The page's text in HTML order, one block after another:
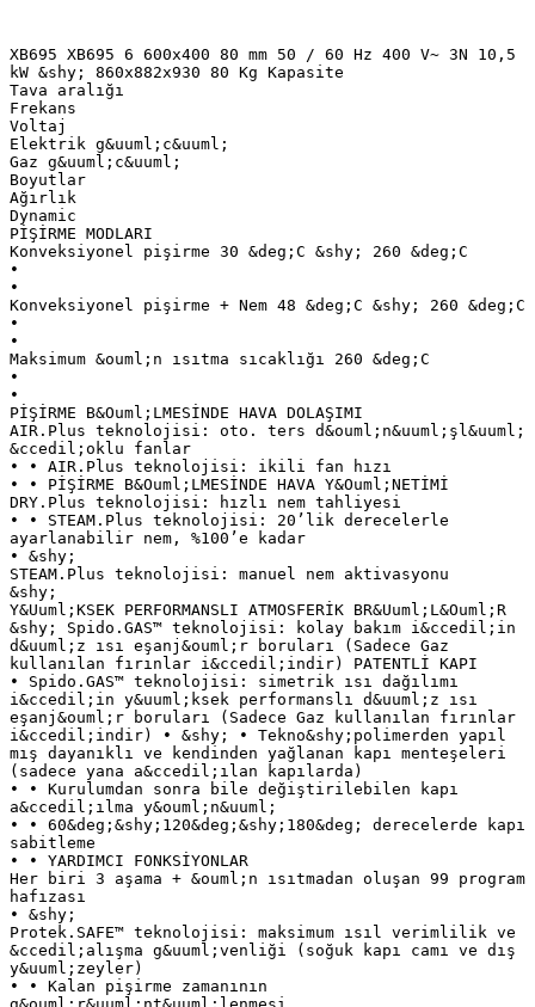
XB695 XB695 6 600x400 80 mm 50 / 60 Hz 400 V~ 3N 10,5
kW &shy; 860x882x930 80 Kg Kapasite
Tava aralığı
Frekans
Voltaj
Elektrik g&uuml;c&uuml;
Gaz g&uuml;c&uuml;
Boyutlar
Ağırlık
Dynamic
PİŞİRME MODLARI
Konveksiyonel pişirme 30 &deg;C &shy; 260 &deg;C
•
•
Konveksiyonel pişirme + Nem 48 &deg;C &shy; 260 &deg;C
•
•
Maksimum &ouml;n ısıtma sıcaklığı 260 &deg;C
•
•
PİŞİRME B&Ouml;LMESİNDE HAVA DOLAŞIMI
AIR.Plus teknolojisi: oto. ters d&ouml;n&uuml;şl&uuml;
&ccedil;oklu fanlar
• • AIR.Plus teknolojisi: ikili fan hızı
• • PİŞİRME B&Ouml;LMESİNDE HAVA Y&Ouml;NETİMİ
DRY.Plus teknolojisi: hızlı nem tahliyesi
• • STEAM.Plus teknolojisi: 20’lik derecelerle
ayarlanabilir nem, %100’e kadar
• &shy;
STEAM.Plus teknolojisi: manuel nem aktivasyonu
&shy;
Y&Uuml;KSEK PERFORMANSLI ATMOSFERİK BR&Uuml;L&Ouml;R
&shy; Spido.GAS™ teknolojisi: kolay bakım i&ccedil;in
d&uuml;z ısı eşanj&ouml;r boruları (Sadece Gaz
kullanılan fırınlar i&ccedil;indir) PATENTLİ KAPI
• Spido.GAS™ teknolojisi: simetrik ısı dağılımı
i&ccedil;in y&uuml;ksek performanslı d&uuml;z ısı
eşanj&ouml;r boruları (Sadece Gaz kullanılan fırınlar
i&ccedil;indir) • &shy; • Tekno&shy;polimerden yapıl
mış dayanıklı ve kendinden yağlanan kapı menteşeleri
(sadece yana a&ccedil;ılan kapılarda)
• • Kurulumdan sonra bile değiştirilebilen kapı
a&ccedil;ılma y&ouml;n&uuml;
• • 60&deg;&shy;120&deg;&shy;180&deg; derecelerde kapı
sabitleme
• • YARDIMCI FONKSİYONLAR
Her biri 3 aşama + &ouml;n ısıtmadan oluşan 99 program
hafızası
• &shy;
Protek.SAFE™ teknolojisi: maksimum ısıl verimlilik ve
&ccedil;alışma g&uuml;venliği (soğuk kapı camı ve dış
y&uuml;zeyler)
• • Kalan pişirme zamanının